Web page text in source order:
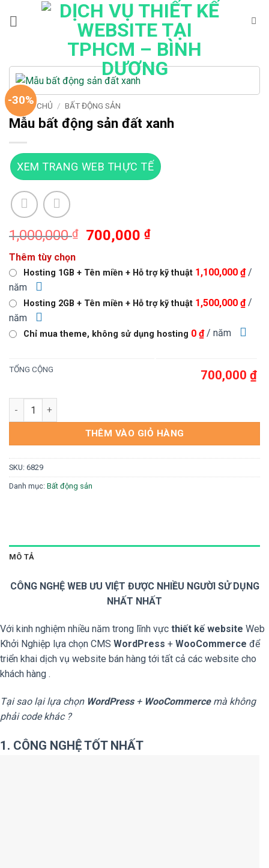
-30%
TRANG CHỦ / BẤT ĐỘNG SẢN
Mẫu bất động sản đất xanh
XEM TRANG WEB THỰC TẾ
1,000,000₫
Giá
1,000,000 ₫.
700,000₫Giá
là:
Thêm tùy chọn
Hosting 1GB + Tên miền + Hỗ trợ kỹ thuật 1,100,000 ₫ /
năm
Hosting 2GB + Tên miền + Hỗ trợ kỹ thuật 1,500,000 ₫ /
năm
Chỉ mua theme, không sử dụng hosting 0 ₫ / năm
TỔNG CỘNG 700,000 ₫
Mẫu bất động sản đất xanh số lượng
THÊM VÀO GIỎ HÀNG
SKU: 6829
Danh mục: Bất động sản
MÔ TẢ
CÔNG NGHỆ WEB ƯU VIỆT ĐƯỢC NHIỀU NGƯỜI SỬ DỤNG
NHẤT NHẤT
Với kinh nghiệm nhiều năm trong lĩnh vực thiết kế website Web
Khởi Nghiệp lựa chọn CMS WordPress + WooCommerce để
triển khai dịch vụ website bán hàng tới tất cả các website cho
khách hàng .
Tại sao lại lựa chọn WordPress+ WooCommercemà không
phải code khác ?
1. CÔNG NGHỆ TỐT NHẤT